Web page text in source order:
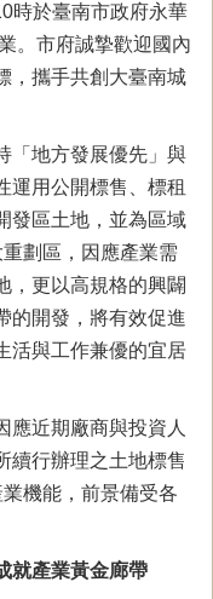
時於臺南市政府永華
。市府誠摯歡迎國內
，攜手共創大臺南城
「地方發展優先」與
運用公開標售、標租
發區土地，並為區域
劃區，因應產業需
，更以高規格的興闢
的開發，將有效促進
活與工作兼優的宜居
應近期廠商與投資人
續行辦理之土地標售
機能，前景備受各
就產業黃金廊帶